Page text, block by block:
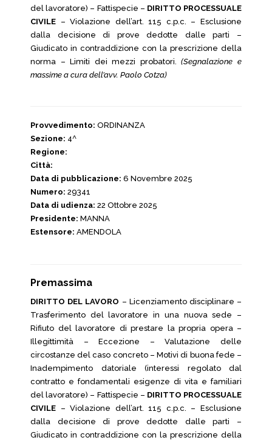
del lavoratore) – Fattispecie – DIRITTO PROCESSUALE
CIVILE – Violazione dell’art. 115 c.p.c. – Esclusione
dalla decisione di prove dedotte dalle parti –
Giudicato in contraddizione con la prescrizione della
norma – Limiti dei mezzi probatori.(Segnalazione e
massime a cura dell’avv. Paolo Cotza)
Provvedimento: ORDINANZA
Sezione: 4^
Regione:
Città:
Data di pubblicazione: 6 Novembre 2025
Numero: 29341
Data di udienza: 22 Ottobre 2025
Presidente: MANNA
Estensore: AMENDOLA
Premassima
DIRITTO DEL LAVORO – Licenziamento disciplinare –
Trasferimento del lavoratore in una nuova sede –
Rifiuto del lavoratore di prestare la propria opera –
Illegittimità – Eccezione – Valutazione delle
circostanze del caso concreto – Motivi di buona fede –
Inadempimento datoriale (interessi regolato dal
contratto e fondamentali esigenze di vita e familiari
del lavoratore) – Fattispecie – DIRITTO PROCESSUALE
CIVILE – Violazione dell’art. 115 c.p.c. – Esclusione
dalla decisione di prove dedotte dalle parti –
Giudicato in contraddizione con la prescrizione della